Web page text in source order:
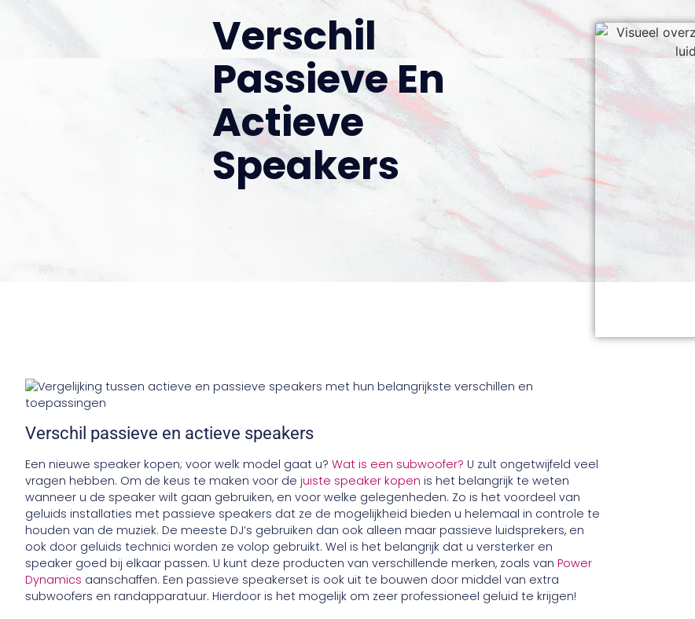
Verschil
Passieve En
Actieve
Speakers
Verschil passieve en actieve speakers
Een nieuwe speaker kopen; voor welk model gaat u?Wat is een subwoofer? U zult ongetwijfeld veel
vragen hebben. Om de keus te maken voor dejuiste speaker kopen is het belangrijk te weten
wanneer u de speaker wilt gaan gebruiken, en voor welke gelegenheden. Zo is het voordeel van
geluids installaties met passieve speakers dat ze de mogelijkheid bieden u helemaal in controle te
houden van de muziek. De meeste DJ’s gebruiken dan ook alleen maar passieve luidsprekers, en
ook door geluids technici worden ze volop gebruikt. Wel is het belangrijk dat u versterker en
speaker goed bij elkaar passen. U kunt deze producten van verschillende merken, zoals vanPower
Dynamics aanschaffen. Een passieve speakerset is ook uit te bouwen door middel van extra
subwoofers en randapparatuur. Hierdoor is het mogelijk om zeer professioneel geluid te krijgen!